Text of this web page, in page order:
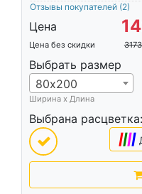
Отзывы покупателей (2)
Цена
Цена без скидки
Выбрать размер
80х200
Ширина х Длина
Выбрана расцветка:
||||